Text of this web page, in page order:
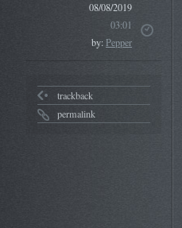
08/08/2019
03:01
by:Pepper
trackback
permalink